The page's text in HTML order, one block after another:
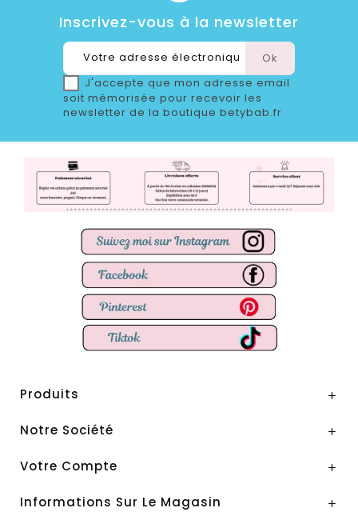
Inscrivez-vous à la newsletter
J'accepte que mon adresse email
soit mémorisée pour recevoir les
newsletter de la boutique betybab.fr
Produits 
Notre Société 
Votre Compte 
Informations Sur Le Magasin 